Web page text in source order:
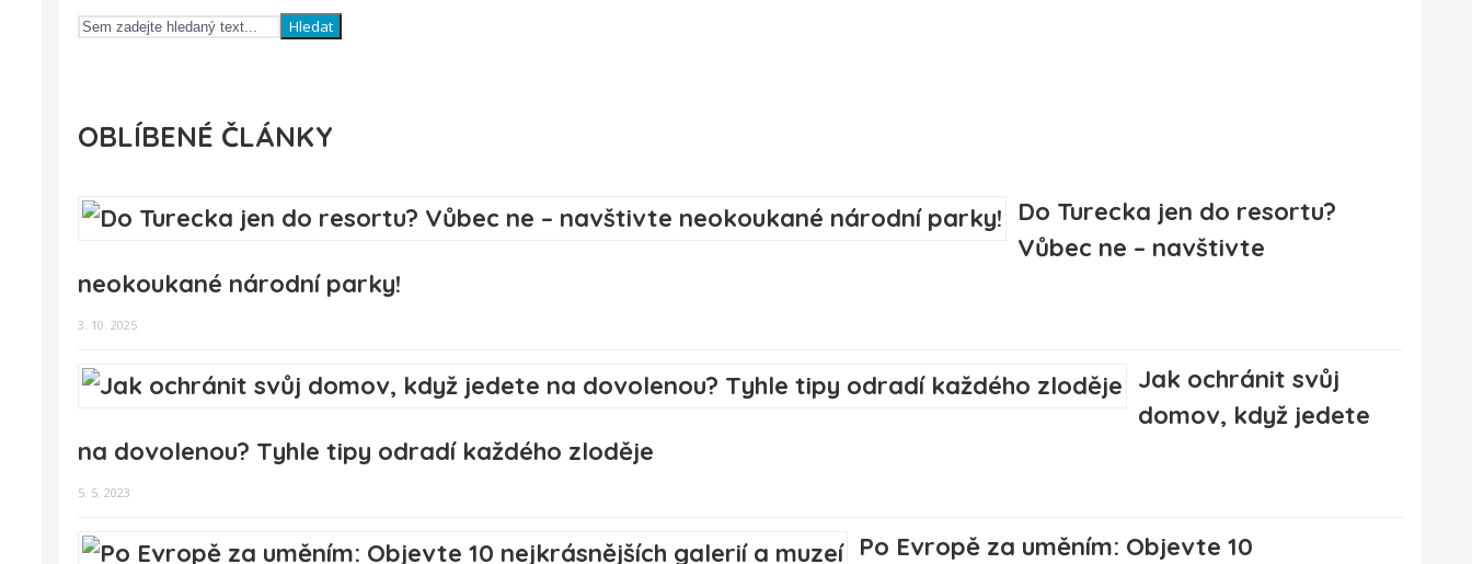
Hledat
OBLÍBENÉ ČLÁNKY
Do Turecka jen do resortu?
Vůbec ne – navštivte
neokoukané národní parky!
3. 10. 2025
Jak ochránit svůj
domov, když jedete
na dovolenou? Tyhle tipy odradí každého zloděje
5. 5. 2023
Po Evropě za uměním: Objevte 10